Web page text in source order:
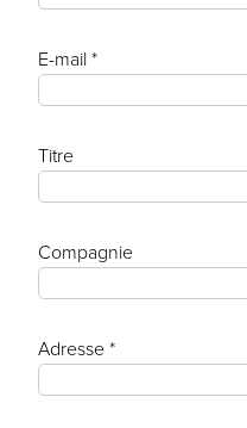
E-mail *
Titre
Compagnie
Adresse *